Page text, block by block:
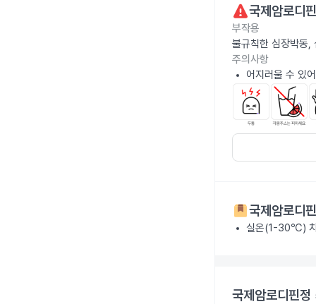
국제암로디
부작용
불규칙한 심장박동,
주의사항
어지러울 수 있
국제암로디
실온(1-30℃)
국제암로디핀